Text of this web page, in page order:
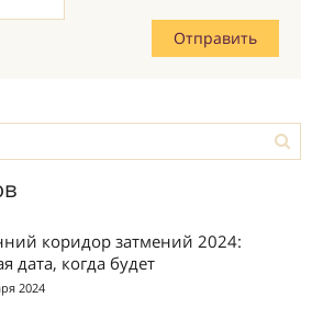
коридор затмений 2024:
дата, когда будет
2024